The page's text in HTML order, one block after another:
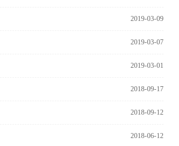
2019-03-09
2019-03-07
2019-03-01
2018-09-17
2018-09-12
2018-06-12